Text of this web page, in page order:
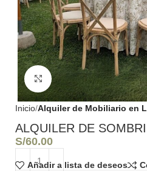
Haga Click para agrandar
Inicio Alquiler de Mobiliario en
ALQUILER DE
S/60.00
Añadir a lista de deseos